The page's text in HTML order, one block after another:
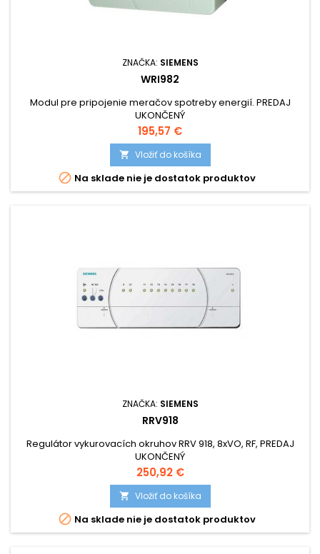
ZNAČKA: SIEMENS
WRI982
Modul pre pripojenie meračov spotreby energií. PREDAJ
UKONČENÝ
Cena
195,57 €
 Vložiť do košíka
 Na sklade nie je dostatok produktov
ZNAČKA: SIEMENS
RRV918
Regulátor vykurovacích okruhov RRV 918, 8xVO, RF, PREDAJ
UKONČENÝ
Cena
250,92 €
 Vložiť do košíka
 Na sklade nie je dostatok produktov